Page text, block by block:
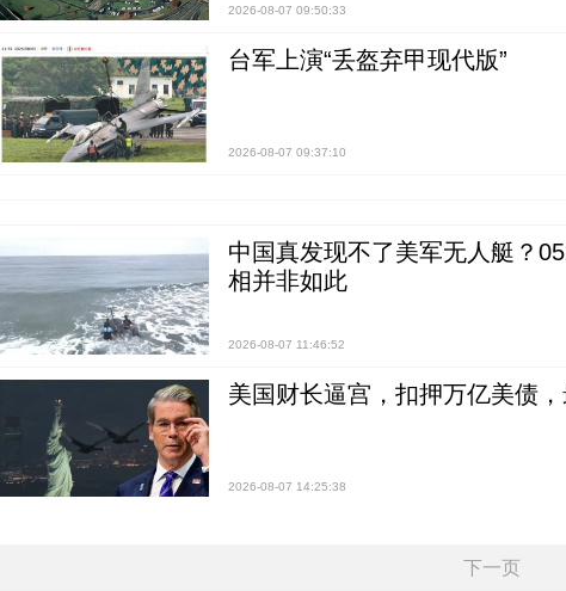
2026-08-07 09:50:33
台军上演“丢盔弃甲现代版”
2026-08-07 09:37:10
中国真发现不了美军无人艇？
相并非如此
2026-08-07 11:46:52
美国财长逼宫，扣押万亿美债
2026-08-07 14:25:38
下一页